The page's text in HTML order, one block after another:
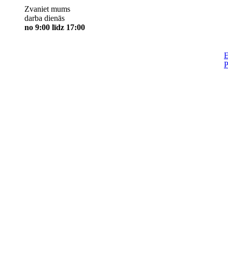
Zvaniet mums
darba dienās
no 9:00 līdz 17:00